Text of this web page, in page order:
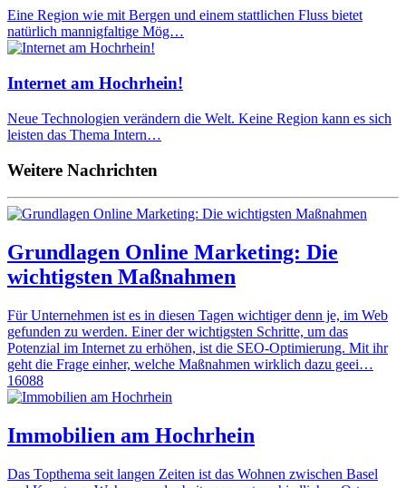
Eine Region wie mit Bergen und einem stattlichen Fluss bietet
natürlich mannigfaltige Mög…
Internet am Hochrhein!
Neue Technologien verändern die Welt. Keine Region kann es sich
leisten das Thema Intern…
Weitere Nachrichten
Grundlagen Online Marketing: Die
wichtigsten Maßnahmen
Für Unternehmen ist es in diesen Tagen wichtiger denn je, im Web
gefunden zu werden. Einer der wichtigsten Schritte, um das
Potenzial im Internet zu erhöhen, ist die SEO-Optimierung. Mit ihr
geht die Frage einher, welche Maßnahmen wirklich dazu geei…
16088
Immobilien am Hochrhein
Das Topthema seit langen Zeiten ist das Wohnen zwischen Basel